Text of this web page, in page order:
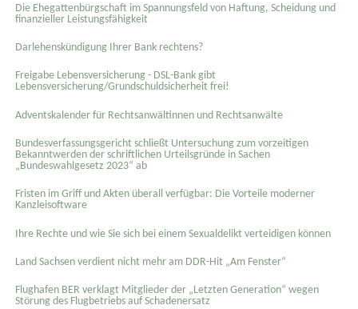
Die Ehegattenbürgschaft im Spannungsfeld von Haftung, Scheidung und
finanzieller Leistungsfähigkeit
Darlehenskündigung Ihrer Bank rechtens?
Freigabe Lebensversicherung - DSL-Bank gibt
Lebensversicherung/Grundschuldsicherheit frei!
Adventskalender für Rechtsanwältinnen und Rechtsanwälte
Bundesverfassungsgericht schließt Untersuchung zum vorzeitigen
Bekanntwerden der schriftlichen Urteilsgründe in Sachen
„Bundeswahlgesetz 2023“ ab
Fristen im Griff und Akten überall verfügbar: Die Vorteile moderner
Kanzleisoftware
Ihre Rechte und wie Sie sich bei einem Sexual­delikt verteidigen können
Land Sachsen verdient nicht mehr am DDR-Hit „Am Fenster“
Flughafen BER verklagt Mitglieder der „Letzten Generation“ wegen
Störung des Flugbetriebs auf Schadenersatz